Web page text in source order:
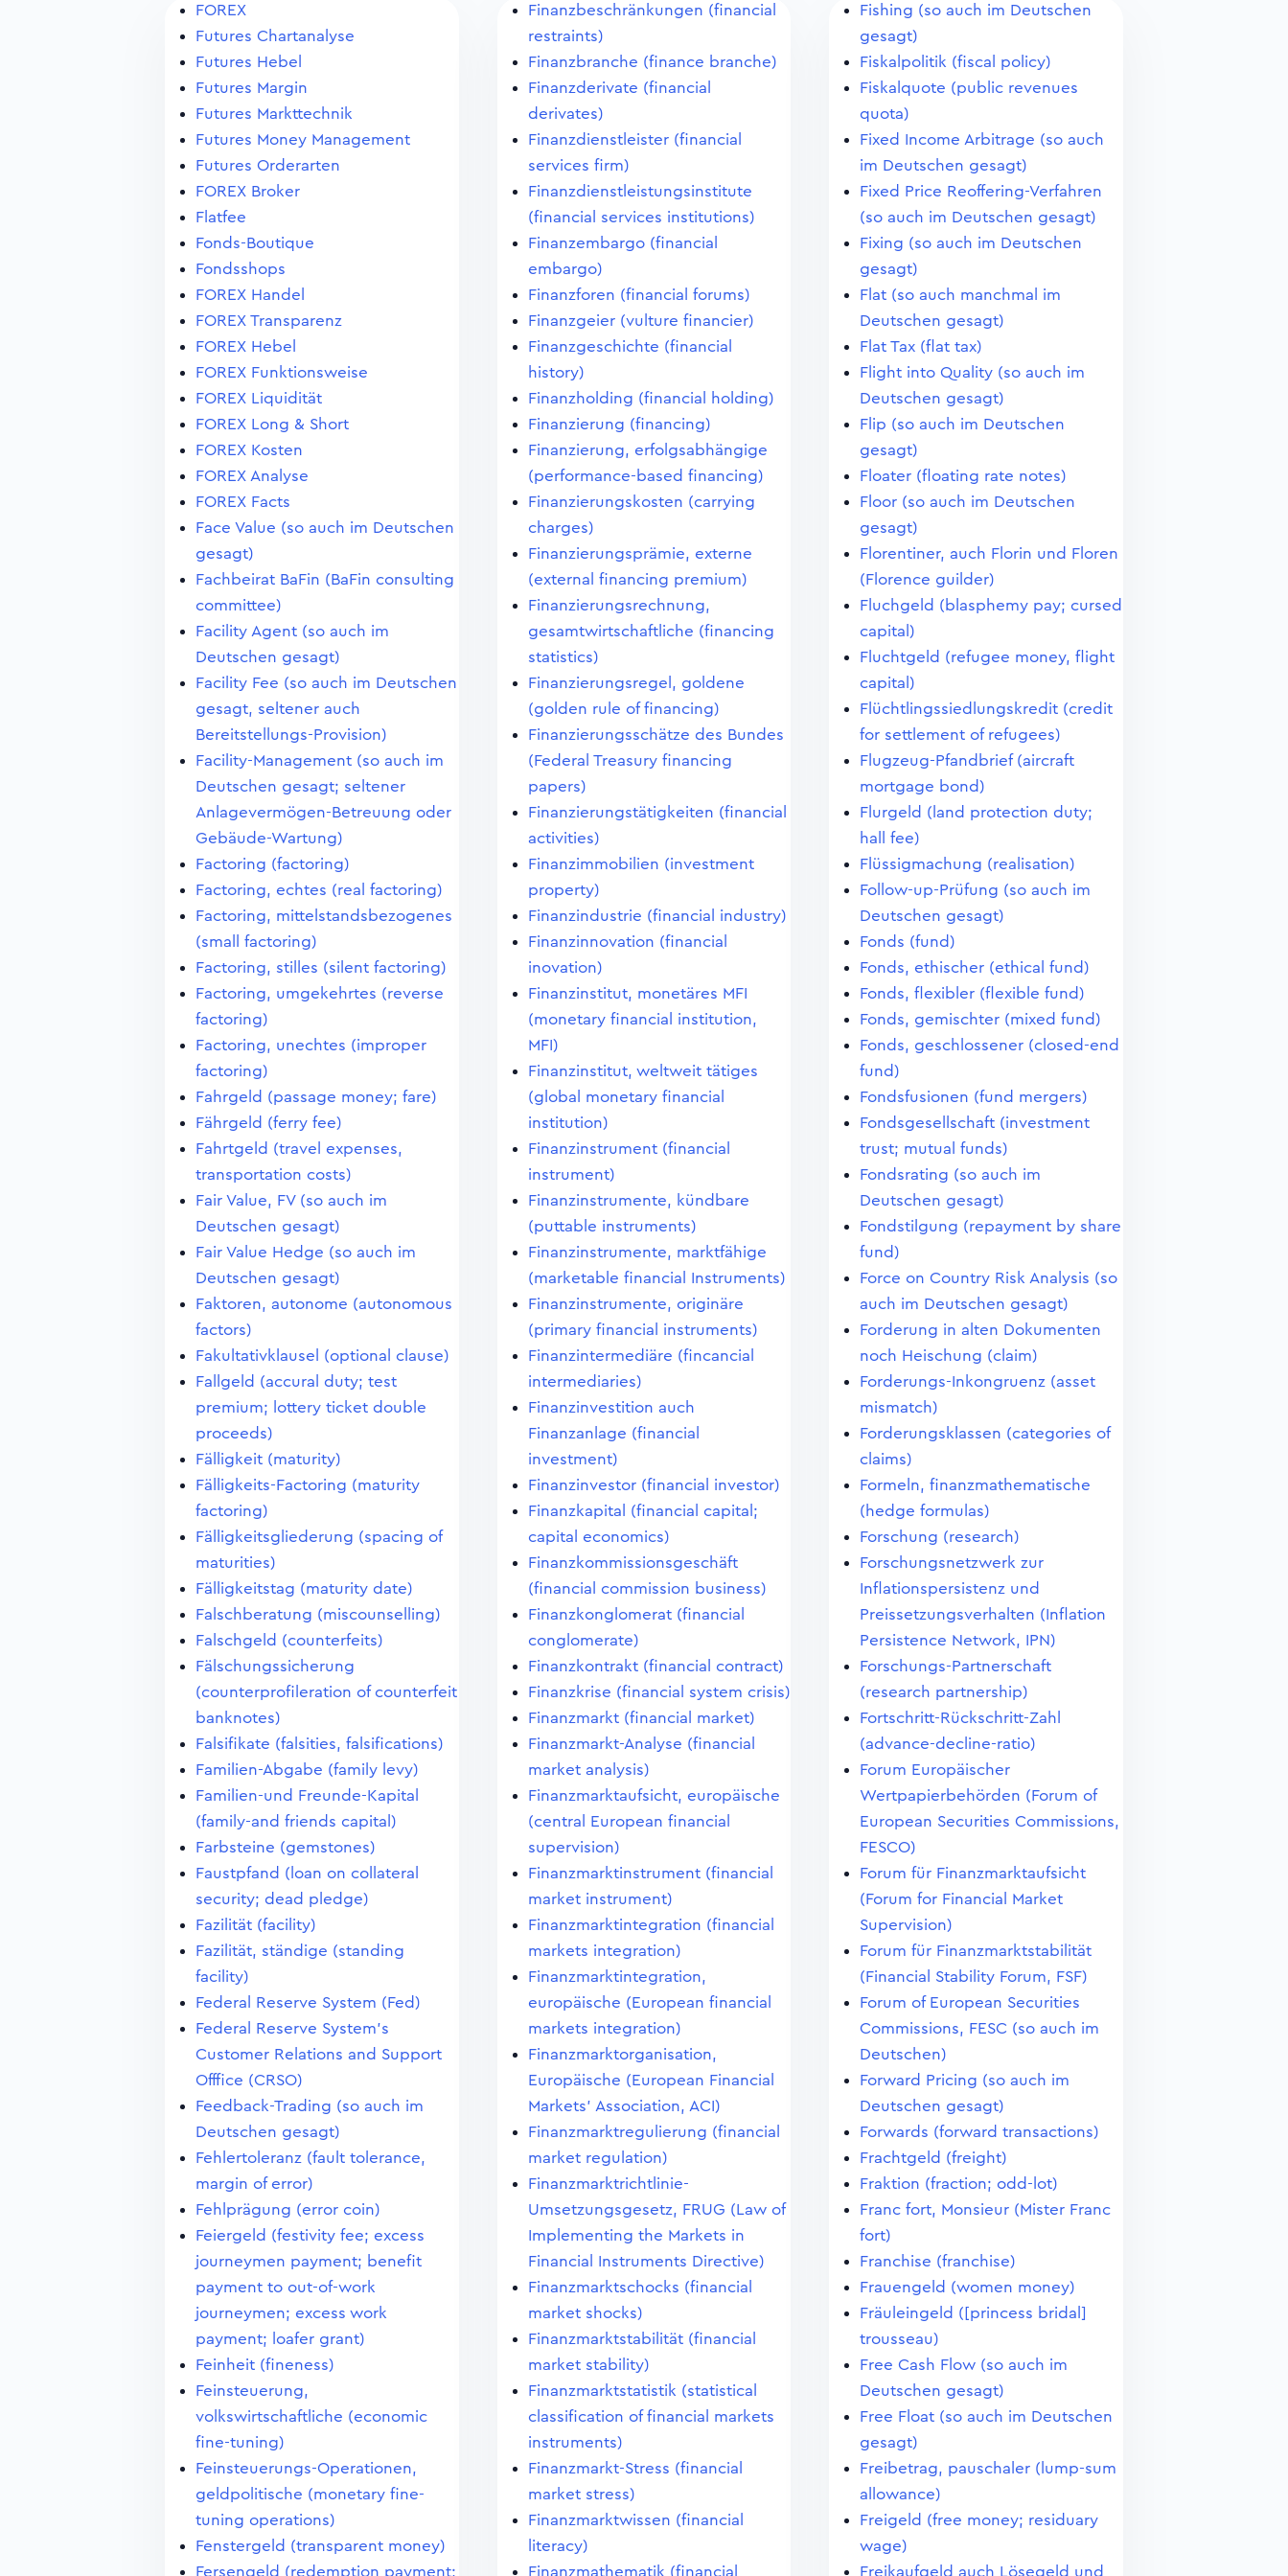
FOREX
Futures Chartanalyse
Futures Hebel
Futures Margin
Futures Markttechnik
Futures Money Management
Futures Orderarten
FOREX Broker
Flatfee
Fonds-Boutique
Fondsshops
FOREX Handel
FOREX Transparenz
FOREX Hebel
FOREX Funktionsweise
FOREX Liquidität
FOREX Long & Short
FOREX Kosten
FOREX Analyse
FOREX Facts
Face Value (so auch im Deutschen
gesagt)
Fachbeirat BaFin (BaFin consulting
committee)
Facility Agent (so auch im
Deutschen gesagt)
Facility Fee (so auch im Deutschen
gesagt, seltener auch
Bereitstellungs-Provision)
Facility-Management (so auch im
Deutschen gesagt; seltener
Anlagevermögen-Betreuung oder
Gebäude-Wartung)
Factoring (factoring)
Factoring, echtes (real factoring)
Factoring, mittelstandsbezogenes
(small factoring)
Factoring, stilles (silent factoring)
Factoring, umgekehrtes (reverse
factoring)
Factoring, unechtes (improper
factoring)
Fahrgeld (passage money; fare)
Fährgeld (ferry fee)
Fahrtgeld (travel expenses,
transportation costs)
Fair Value, FV (so auch im
Deutschen gesagt)
Fair Value Hedge (so auch im
Deutschen gesagt)
Faktoren, autonome (autonomous
factors)
Fakultativklausel (optional clause)
Fallgeld (accural duty; test
premium; lottery ticket double
proceeds)
Fälligkeit (maturity)
Fälligkeits-Factoring (maturity
factoring)
Fälligkeitsgliederung (spacing of
maturities)
Fälligkeitstag (maturity date)
Falschberatung (miscounselling)
Falschgeld (counterfeits)
Fälschungssicherung
(counterprofileration of counterfeit
banknotes)
Falsifikate (falsities, falsifications)
Familien-Abgabe (family levy)
Familien-und Freunde-Kapital
(family-and friends capital)
Farbsteine (gemstones)
Faustpfand (loan on collateral
security; dead pledge)
Fazilität (facility)
Fazilität, ständige (standing
facility)
Federal Reserve System (Fed)
Federal Reserve System's
Customer Relations and Support
Offfice (CRSO)
Feedback-Trading (so auch im
Deutschen gesagt)
Fehlertoleranz (fault tolerance,
margin of error)
Fehlprägung (error coin)
Feiergeld (festivity fee; excess
journeymen payment; benefit
payment to out-of-work
journeymen; excess work
payment; loafer grant)
Feinheit (fineness)
Feinsteuerung,
volkswirtschaftliche (economic
fine-tuning)
Feinsteuerungs-Operationen,
geldpolitische (monetary fine-
tuning operations)
Fenstergeld (transparent money)
Fersengeld (redemption payment;
Finanzbeschränkungen (financial
restraints)
Finanzbranche (finance branche)
Finanzderivate (financial
derivates)
Finanzdienstleister (financial
services firm)
Finanzdienstleistungsinstitute
(financial services institutions)
Finanzembargo (financial
embargo)
Finanzforen (financial forums)
Finanzgeier (vulture financier)
Finanzgeschichte (financial
history)
Finanzholding (financial holding)
Finanzierung (financing)
Finanzierung, erfolgsabhängige
(performance-based financing)
Finanzierungskosten (carrying
charges)
Finanzierungsprämie, externe
(external financing premium)
Finanzierungsrechnung,
gesamtwirtschaftliche (financing
statistics)
Finanzierungsregel, goldene
(golden rule of financing)
Finanzierungsschätze des Bundes
(Federal Treasury financing
papers)
Finanzierungstätigkeiten (financial
activities)
Finanzimmobilien (investment
property)
Finanzindustrie (financial industry)
Finanzinnovation (financial
inovation)
Finanzinstitut, monetäres MFI
(monetary financial institution,
MFI)
Finanzinstitut, weltweit tätiges
(global monetary financial
institution)
Finanzinstrument (financial
instrument)
Finanzinstrumente, kündbare
(puttable instruments)
Finanzinstrumente, marktfähige
(marketable financial Instruments)
Finanzinstrumente, originäre
(primary financial instruments)
Finanzintermediäre (fincancial
intermediaries)
Finanzinvestition auch
Finanzanlage (financial
investment)
Finanzinvestor (financial investor)
Finanzkapital (financial capital;
capital economics)
Finanzkommissionsgeschäft
(financial commission business)
Finanzkonglomerat (financial
conglomerate)
Finanzkontrakt (financial contract)
Finanzkrise (financial system crisis)
Finanzmarkt (financial market)
Finanzmarkt-Analyse (financial
market analysis)
Finanzmarktaufsicht, europäische
(central European financial
supervision)
Finanzmarktinstrument (financial
market instrument)
Finanzmarktintegration (financial
markets integration)
Finanzmarktintegration,
europäische (European financial
markets integration)
Finanzmarktorganisation,
Europäische (European Financial
Markets' Association, ACI)
Finanzmarktregulierung (financial
market regulation)
Finanzmarktrichtlinie-
Umsetzungsgesetz, FRUG (Law of
Implementing the Markets in
Financial Instruments Directive)
Finanzmarktschocks (financial
market shocks)
Finanzmarktstabilität (financial
market stability)
Finanzmarktstatistik (statistical
classification of financial markets
instruments)
Finanzmarkt-Stress (financial
market stress)
Finanzmarktwissen (financial
literacy)
Finanzmathematik (financial
Fishing (so auch im Deutschen
gesagt)
Fiskalpolitik (fiscal policy)
Fiskalquote (public revenues
quota)
Fixed Income Arbitrage (so auch
im Deutschen gesagt)
Fixed Price Reoffering-Verfahren
(so auch im Deutschen gesagt)
Fixing (so auch im Deutschen
gesagt)
Flat (so auch manchmal im
Deutschen gesagt)
Flat Tax (flat tax)
Flight into Quality (so auch im
Deutschen gesagt)
Flip (so auch im Deutschen
gesagt)
Floater (floating rate notes)
Floor (so auch im Deutschen
gesagt)
Florentiner, auch Florin und Floren
(Florence guilder)
Fluchgeld (blasphemy pay; cursed
capital)
Fluchtgeld (refugee money, flight
capital)
Flüchtlingssiedlungskredit (credit
for settlement of refugees)
Flugzeug-Pfandbrief (aircraft
mortgage bond)
Flurgeld (land protection duty;
hall fee)
Flüssigmachung (realisation)
Follow-up-Prüfung (so auch im
Deutschen gesagt)
Fonds (fund)
Fonds, ethischer (ethical fund)
Fonds, flexibler (flexible fund)
Fonds, gemischter (mixed fund)
Fonds, geschlossener (closed-end
fund)
Fondsfusionen (fund mergers)
Fondsgesellschaft (investment
trust; mutual funds)
Fondsrating (so auch im
Deutschen gesagt)
Fondstilgung (repayment by share
fund)
Force on Country Risk Analysis (so
auch im Deutschen gesagt)
Forderung in alten Dokumenten
noch Heischung (claim)
Forderungs-Inkongruenz (asset
mismatch)
Forderungsklassen (categories of
claims)
Formeln, finanzmathematische
(hedge formulas)
Forschung (research)
Forschungsnetzwerk zur
Inflationspersistenz und
Preissetzungsverhalten (Inflation
Persistence Network, IPN)
Forschungs-Partnerschaft
(research partnership)
Fortschritt-Rückschritt-Zahl
(advance-decline-ratio)
Forum Europäischer
Wertpapierbehörden (Forum of
European Securities Commissions,
FESCO)
Forum für Finanzmarktaufsicht
(Forum for Financial Market
Supervision)
Forum für Finanzmarktstabilität
(Financial Stability Forum, FSF)
Forum of European Securities
Commissions, FESC (so auch im
Deutschen)
Forward Pricing (so auch im
Deutschen gesagt)
Forwards (forward transactions)
Frachtgeld (freight)
Fraktion (fraction; odd-lot)
Franc fort, Monsieur (Mister Franc
fort)
Franchise (franchise)
Frauengeld (women money)
Fräuleingeld ([princess bridal]
trousseau)
Free Cash Flow (so auch im
Deutschen gesagt)
Free Float (so auch im Deutschen
gesagt)
Freibetrag, pauschaler (lump-sum
allowance)
Freigeld (free money; residuary
wage)
Freikaufgeld auch Lösegeld und